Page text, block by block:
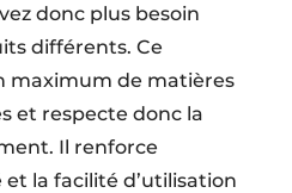
donc plus besoin
différents. Ce
maximum de matières
et respecte donc la
Il renforce
la facilité d’utilisation